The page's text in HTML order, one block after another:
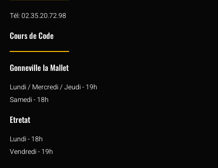
Tél: 02.35.20.72.98
Cours de Code
Gonneville la Mallet
Lundi / Mercredi / Jeudi - 19h
Samedi - 18h
Etretat
Lundi - 18h
Vendredi - 19h